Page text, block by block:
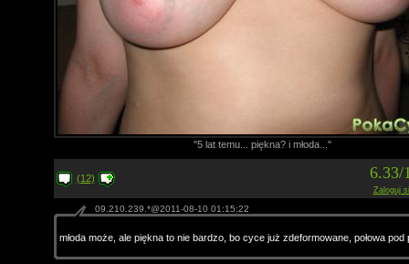
"5 lat temu... piękna? i młoda..."
(12)
Zaloguj
09.210.239.*@2011-08-10 01:15:22
młoda może, ale piękna to nie bardzo, bo cyce już zdeformowane, połowa pod